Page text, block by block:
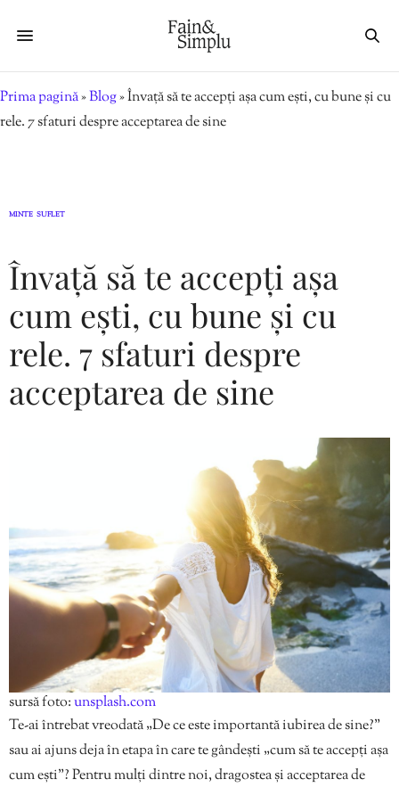
Prima pagină»Blog»Învață să te accepți așa cum ești, cu bune și cu
rele. 7 sfaturi despre acceptarea de sine
MINTE SUFLET
Învață să te accepți așa
cum ești, cu bune și cu
rele. 7 sfaturi despre
acceptarea de sine
sursă foto:unsplash.com
Te-ai întrebat vreodată „De ce este importantă iubirea de sine?”
sau ai ajuns deja în etapa în care te gândești „cum să te accepți așa
cum ești”? Pentru mulți dintre noi, dragostea și acceptarea de